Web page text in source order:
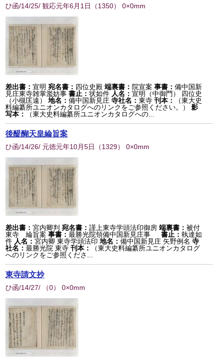
ひ函/14/25/ 観応元年6月1日 （1350） 0×0mm
差出書：宣明 宛名書： 四位史殿 端裏書： 院宣案 事書：備中国新
見庄東寺雑掌濫妨事書止：状如件 人名：宣明（中御門） 四位史
（小槻匡遠）
地名：備中国新見庄 寺社名：東寺 刊本：
（東大史
料編纂所ユニオンカタログへのリンクをご参照ください。）
影
写本：
（東大史料編纂所ユニオンカタログへの...
後醍醐天皇綸旨案
ひ函/14/26/ 元徳元年10月5日 （1329） 0×0mm
差出書：宮内卿判 宛名書：謹上東寺学頭法印御房 端裏書：被付
東寺 綸旨案 事書：最勝光院領備中国新見庄事書止：執達如
件 人名：宮内卿 東寺学頭法印 地名：備中国新見庄 矢野例名 寺
社名：最勝光院 東寺 刊本：
（東大史料編纂所ユニオンカタログ
へのリンクをご参照くださ...
東寺請文抄
ひ函/14/27/ （0） 0×0mm